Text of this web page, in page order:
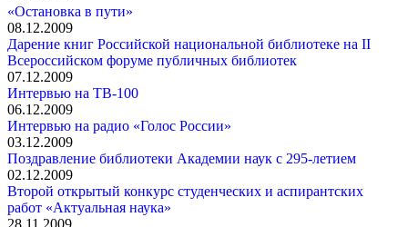
«Остановка в пути»
08.12.2009
Дарение книг Российской национальной библиотеке на II
Всероссийском форуме публичных библиотек
07.12.2009
Интервью на ТВ-100
06.12.2009
Интервью на радио «Голос России»
03.12.2009
Поздравление библиотеки Академии наук с 295-летием
02.12.2009
Второй открытый конкурс студенческих и аспирантских
работ «Актуальная наука»
28.11.2009